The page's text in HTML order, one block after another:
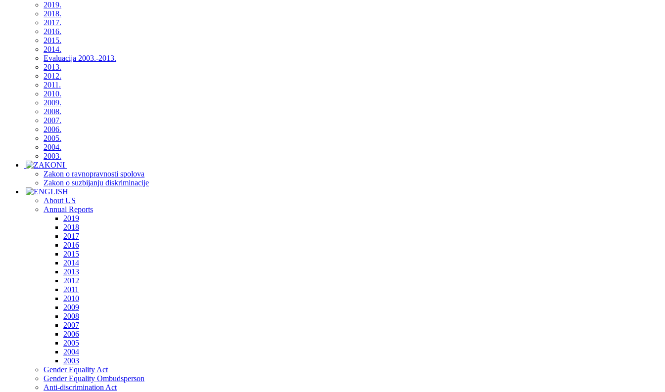
2019.
2018.
2017.
2016.
2015.
2014.
Evaluacija 2003.-2013.
2013.
2012.
2011.
2010.
2009.
2008.
2007.
2006.
2005.
2004.
2003.
Zakon o ravnopravnosti spolova
Zakon o suzbijanju diskriminacije
About US
Annual Reports
2019
2018
2017
2016
2015
2014
2013
2012
2011
2010
2009
2008
2007
2006
2005
2004
2003
Gender Equality Act
Gender Equality Ombudsperson
Anti-discrimination Act